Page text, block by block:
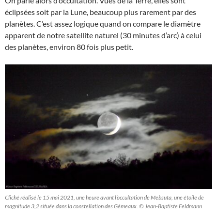
éclipsées soit par la Lune, beaucoup plus rarement par des
planètes. C’est assez logique quand on compare le diamètre
apparent de notre satellite naturel (30 minutes d’arc) à celui
des planètes, environ 80 fois plus petit.
Cliché réalisé le 15 mai 2021, une heure avant l’occultation de Mebsuta, une étoile de
magnitude 3,2 située dans la constellation des Gémeaux. © Jean-Baptiste Feldmann